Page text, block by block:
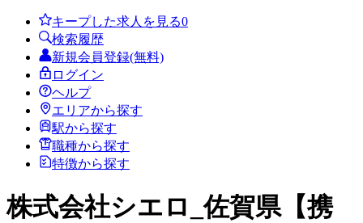
キープした求人を見る0
検索履歴
新規会員登録(無料)
ログイン
ヘルプ
エリアから探す
駅から探す
職種から探す
特徴から探す
株式会社シエロ_佐賀県【携